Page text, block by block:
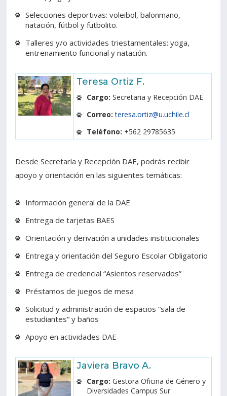
Selecciones deportivas: voleibol, balonmano,
natación, fútbol y futbolito.
Talleres y/o actividades triestamentales: yoga,
entrenamiento funcional y natación.
Teresa Ortiz F.
Cargo: Secretaria y Recepción DAE
Correo: teresa.ortiz@u.uchile.cl
Teléfono: +562 29785635
Desde Secretaría y Recepción DAE, podrás recibir
apoyo y orientación en las siguientes temáticas:
Información general de la DAE
Entrega de tarjetas BAES
Orientación y derivación a unidades institucionales
Entrega y orientación del Seguro Escolar Obligatorio
Entrega de credencial “Asientos reservados”
Préstamos de juegos de mesa
Solicitud y administración de espacios “sala de
estudiantes” y baños
Apoyo en actividades DAE
Javiera Bravo A.
Cargo: Gestora Oficina de Género y
Diversidades Campus Sur